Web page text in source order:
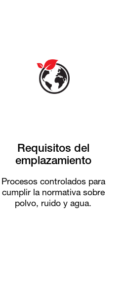
Requisitos del
emplazamiento
Procesos controlados para
cumplir la normativa sobre
polvo, ruido y agua.